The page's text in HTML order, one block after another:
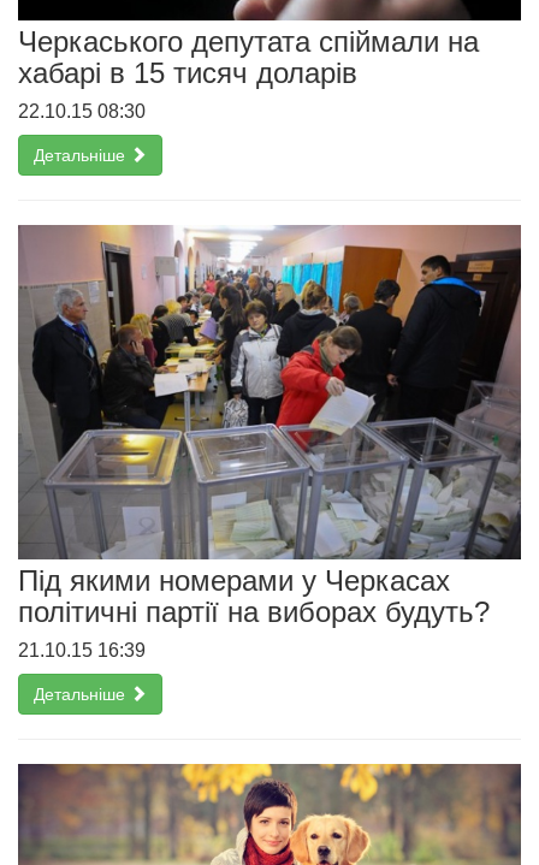
Черкаського депутата спіймали на
хабарі в 15 тисяч доларів
22.10.15 08:30
Детальніше
Під якими номерами у Черкасах
політичні партії на виборах будуть?
21.10.15 16:39
Детальніше